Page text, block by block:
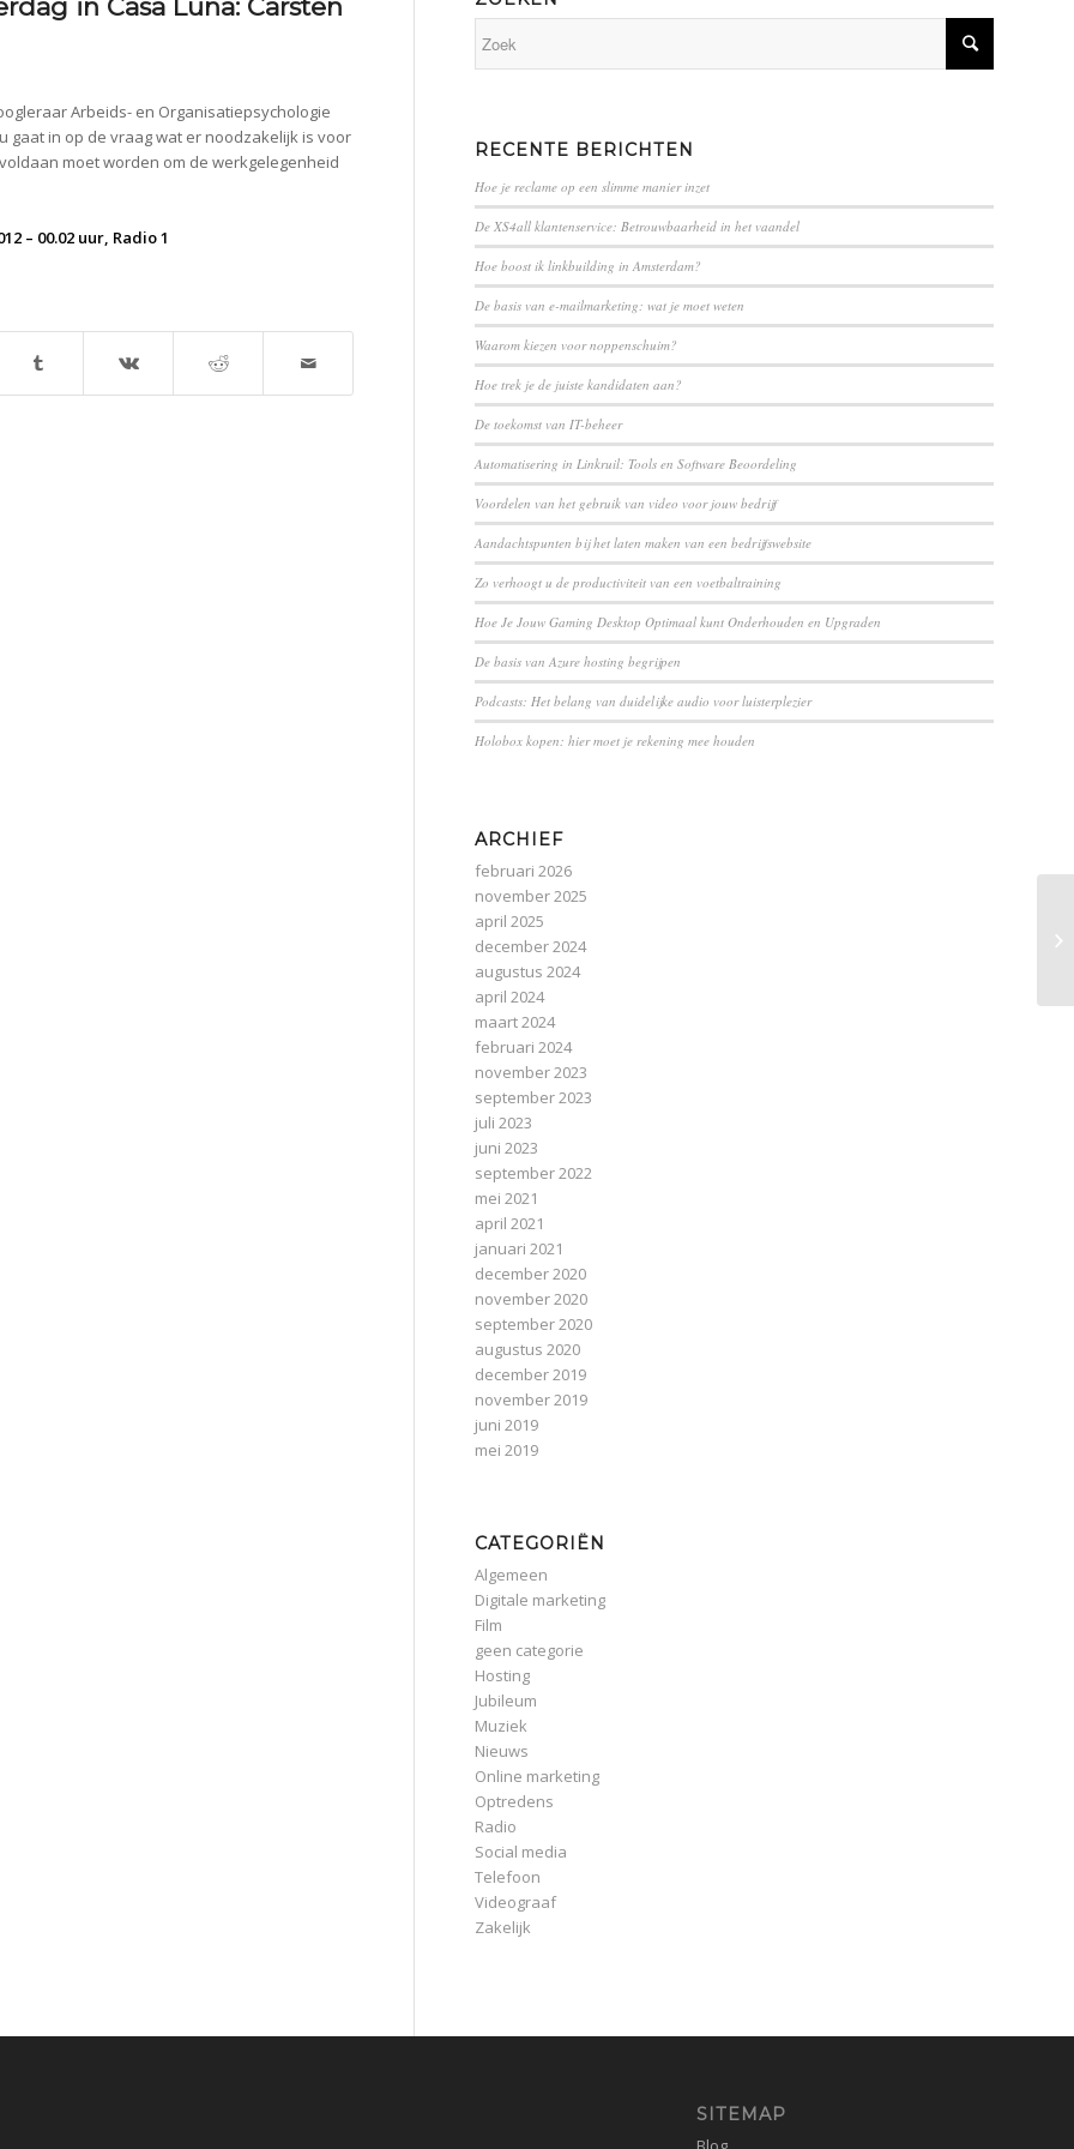
in Casa Luna: Carsten
Arbeids- en Organisatiepsychologie
gaat in op de vraag wat er noodzakelijk is voor
moet worden om de werkgelegenheid
– 00.02 uur, Radio 1
RECENTE BERICHTEN
Hoe je reclame op een slimme manier inzet
De XS4all klantenservice: Betrouwbaarheid in het vaandel
Hoe boost ik linkbuilding in Amsterdam?
De basis van e-mailmarketing: wat je moet weten
Waarom kiezen voor noppenschuim?
Hoe trek je de juiste kandidaten aan?
​​De toekomst van IT-beheer
Automatisering in ⁢Linkruil: Tools en Software Beoordeling
Voordelen van het gebruik van video voor jouw bedrijf
Aandachtspunten bij het laten maken van een bedrijfswebsite
Zo verhoogt u de productiviteit van een voetbaltraining
Hoe Je Jouw Gaming Desktop Optimaal kunt Onderhouden en Upgraden
De basis van Azure hosting begrijpen
Podcasts: Het belang van duidelijke audio voor luisterplezier
Holobox kopen: hier moet je rekening mee houden
ARCHIEF
februari 2026
november 2025
april 2025
december 2024
augustus 2024
april 2024
maart 2024
februari 2024
november 2023
september 2023
juli 2023
juni 2023
september 2022
mei 2021
april 2021
januari 2021
december 2020
november 2020
september 2020
augustus 2020
december 2019
november 2019
juni 2019
mei 2019
CATEGORIËN
Algemeen
Digitale marketing
Film
geen categorie
Hosting
Jubileum
Muziek
Nieuws
Online marketing
Optredens
Radio
Social media
Telefoon
Videograaf
Zakelijk
SITEMAP
&